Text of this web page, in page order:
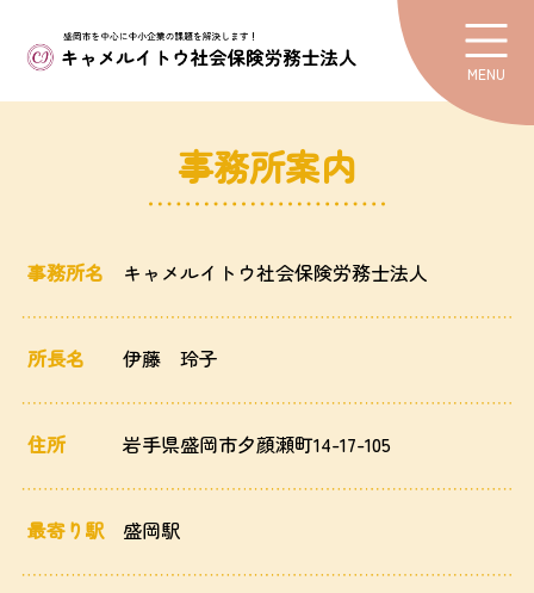
MENU
事務所案内
事務所名 キャメルイトウ社会保険労務士法人
所長名 伊藤 玲子
住所 岩手県盛岡市夕顔瀬町14-17-105
最寄り駅 盛岡駅